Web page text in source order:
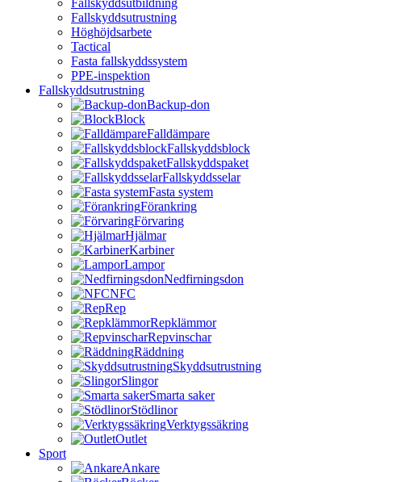
Fallskyddsutbildning
Fallskyddsutrustning
Höghöjdsarbete
Tactical
Fasta fallskyddssystem
PPE-inspektion
Fallskyddsutrustning
Backup-don
Block
Falldämpare
Fallskyddsblock
Fallskyddspaket
Fallskyddsselar
Fasta system
Förankring
Förvaring
Hjälmar
Karbiner
Lampor
Nedfirningsdon
NFC
Rep
Repklämmor
Repvinschar
Räddning
Skyddsutrustning
Slingor
Smarta saker
Stödlinor
Verktygssäkring
Outlet
Sport
Ankare